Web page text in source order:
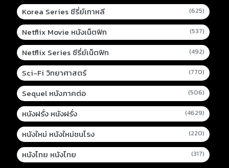
Korea Series ซีรี่ย์เกาหลี (625)
Netflix Movie หนังเน็ตฟิก (537)
Netflix Series ซีรี่ย์เน็ตฟิก (492)
Sci-Fi วิทยาศาสตร์ (770)
Sequel หนังภาคต่อ (506)
หนังฝรั่ง หนังฝรั่ง (4629)
หนังใหม่ หนังใหม่ชนโรง (220)
หนังไทย หนังไทย (317)